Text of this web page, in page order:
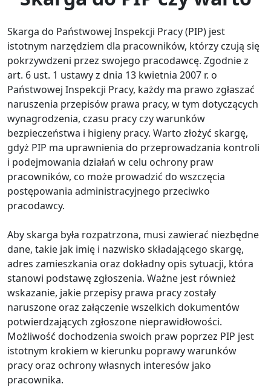
Skarga do Państwowej Inspekcji Pracy (PIP) jest
istotnym narzędziem dla pracowników, którzy czują się
pokrzywdzeni przez swojego pracodawcę. Zgodnie z
art. 6 ust. 1 ustawy z dnia 13 kwietnia 2007 r. o
Państwowej Inspekcji Pracy, każdy ma prawo zgłaszać
naruszenia przepisów prawa pracy, w tym dotyczących
wynagrodzenia, czasu pracy czy warunków
bezpieczeństwa i higieny pracy. Warto złożyć skargę,
gdyż PIP ma uprawnienia do przeprowadzania kontroli
i podejmowania działań w celu ochrony praw
pracowników, co może prowadzić do wszczęcia
postępowania administracyjnego przeciwko
pracodawcy.
Aby skarga była rozpatrzona, musi zawierać niezbędne
dane, takie jak imię i nazwisko składającego skargę,
adres zamieszkania oraz dokładny opis sytuacji, która
stanowi podstawę zgłoszenia. Ważne jest również
wskazanie, jakie przepisy prawa pracy zostały
naruszone oraz załączenie wszelkich dokumentów
potwierdzających zgłoszone nieprawidłowości.
Możliwość dochodzenia swoich praw poprzez PIP jest
istotnym krokiem w kierunku poprawy warunków
pracy oraz ochrony własnych interesów jako
pracownika.